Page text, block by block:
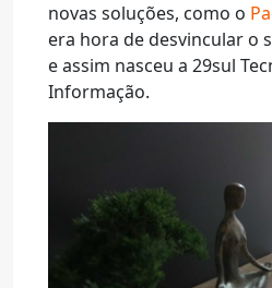
novas soluções, como o
era hora de desvincular o
e assim nasceu a 29sul
Informação.